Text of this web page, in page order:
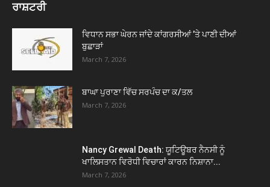
ਰਾਸ਼ਟਰੀ
ਵਿਧਾਨ ਸਭਾ ਘੇਰਨ ਜਾਂਦੇ ਕਾਂਗਰਸੀਆਂ ’ਤੇ ਪਾਣੀ ਦੀਆਂ
ਬੁਛਾੜਾਂ
March 7, 2026
ਬਾਘਾ ਪੁਰਾਣਾ ਵਿੱਚ ਸਰਪੰਚ ਦਾ ਕ/ਤਲ
March 7, 2026
Nancy Grewal Death: ਯੂਟਿਊਬਰ ਨੈਨਸੀ ਨੂੰ
ਖਾਲਿਸਤਾਨ ਵਿਰੋਧੀ ਵਿਚਾਰਾਂ ਕਾਰਨ ਨਿਸ਼ਾਨਾ...
March 7, 2026